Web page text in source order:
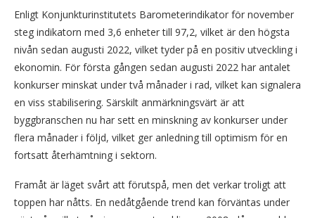
Enligt Konjunkturinstitutets Barometerindikator för november
steg indikatorn med 3,6 enheter till 97,2, vilket är den högsta
nivån sedan augusti 2022, vilket tyder på en positiv utveckling i
ekonomin. För första gången sedan augusti 2022 har antalet
konkurser minskat under två månader i rad, vilket kan signalera
en viss stabilisering. Särskilt anmärkningsvärt är att
byggbranschen nu har sett en minskning av konkurser under
flera månader i följd, vilket ger anledning till optimism för en
fortsatt återhämtning i sektorn.
Framåt är läget svårt att förutspå, men det verkar troligt att
toppen har nåtts. En nedåtgående trend kan förväntas under